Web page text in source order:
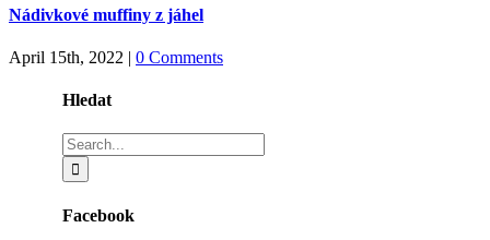
Nádivkové muffiny z jáhel
April 15th, 2022 | 0 Comments
Hledat
Search
for:
Facebook